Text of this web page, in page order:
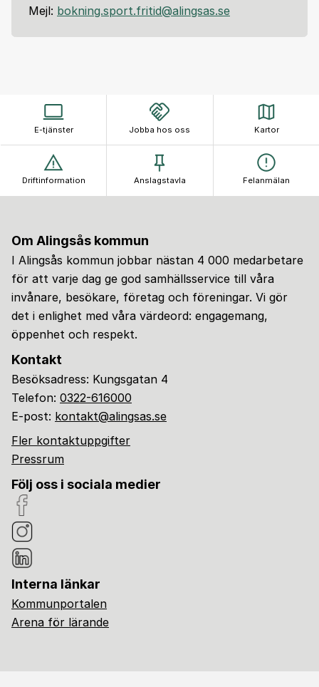
Mejl: bokning.sport.fritid@alingsas.se
E-tjänster Jobba hos oss Kartor
Driftinformation Anslagstavla Felanmälan
Om Alingsås kommun
I Alingsås kommun jobbar nästan 4 000 medarbetare
för att varje dag ge god samhällsservice till våra
invånare, besökare, företag och föreningar. Vi gör
det i enlighet med våra värdeord: engagemang,
öppenhet och respekt.
Kontakt
Besöksadress: Kungsgatan 4
Telefon: 0322-616000
E-post: kontakt@alingsas.se
Fler kontaktuppgifter
Pressrum
Följ oss i sociala medier
Interna länkar
Kommunportalen
Arena för lärande